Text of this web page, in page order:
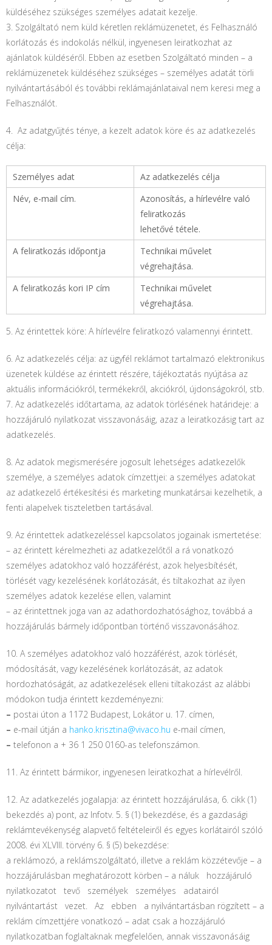
küldéséhez szükséges személyes adatait kezelje.
3. Szolgáltató nem küld kéretlen reklámüzenetet, és Felhasználó
korlátozás és indokolás nélkül, ingyenesen leiratkozhat az
ajánlatok küldéséről. Ebben az esetben Szolgáltató minden – a
reklámüzenetek küldéséhez szükséges – személyes adatát törli
nyilvántartásából és további reklámajánlataival nem keresi meg a
Felhasználót.
4. Az adatgyűjtés ténye, a kezelt adatok köre és az adatkezelés
célja:
Személyes adat
Az adatkezelés célja
Név, e-mail cím.
Azonosítás, a hírlevélre való
feliratkozás
lehetővé tétele.
A feliratkozás időpontja
Technikai művelet
végrehajtása.
A feliratkozás kori IP cím
Technikai művelet
végrehajtása.
5. Az érintettek köre: A hírlevélre feliratkozó valamennyi érintett.
6. Az adatkezelés célja: az ügyfél reklámot tartalmazó elektronikus
üzenetek küldése az érintett részére, tájékoztatás nyújtása az
aktuális információkról, termékekről, akciókról, újdonságokról, stb.
7. Az adatkezelés időtartama, az adatok törlésének határideje: a
hozzájáruló nyilatkozat visszavonásáig, azaz a leiratkozásig tart az
adatkezelés.
8. Az adatok megismerésére jogosult lehetséges adatkezelők
személye, a személyes adatok címzettjei: a személyes adatokat
az adatkezelő értékesítési és marketing munkatársai kezelhetik, a
fenti alapelvek tiszteletben tartásával.
9. Az érintettek adatkezeléssel kapcsolatos jogainak ismertetése:
– az érintett kérelmezheti az adatkezelőtől a rá vonatkozó
személyes adatokhoz való hozzáférést, azok helyesbítését,
törlését vagy kezelésének korlátozását, és tiltakozhat az ilyen
személyes adatok kezelése ellen, valamint
– az érintettnek joga van az adathordozhatósághoz, továbbá a
hozzájárulás bármely időpontban történő visszavonásához.
10. A személyes adatokhoz való hozzáférést, azok törlését,
módosítását, vagy kezelésének korlátozását, az adatok
hordozhatóságát, az adatkezelések elleni tiltakozást az alábbi
módokon tudja érintett kezdeményezni:
– postai úton a 1172 Budapest, Lokátor u. 17. címen,
– e-mail útján a hanko.krisztina@vivaco.hu e-mail címen,
– telefonon a + 36 1 250 0160-as telefonszámon.
11. Az érintett bármikor, ingyenesen leiratkozhat a hírlevélről.
12. Az adatkezelés jogalapja: az érintett hozzájárulása, 6. cikk (1)
bekezdés a) pont, az Infotv. 5. § (1) bekezdése, és a gazdasági
reklámtevékenység alapvető feltételeiről és egyes korlátairól szóló
2008. évi XLVIII. törvény 6. § (5) bekezdése:
a reklámozó, a reklámszolgáltató, illetve a reklám közzétevője – a
hozzájárulásban meghatározott körben – a náluk hozzájáruló
nyilatkozatot tevő személyek személyes adatairól
nyilvántartást vezet. Az ebben a nyilvántartásban rögzített – a
reklám címzettjére vonatkozó – adat csak a hozzájáruló
nyilatkozatban foglaltaknak megfelelően, annak visszavonásáig